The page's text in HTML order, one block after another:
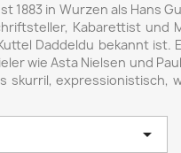
1883 in Wurzen als Hans
Kabarettist und
Daddeldu bekannt ist.
wie Asta Nielsen und
skurril, expressionistisch,
